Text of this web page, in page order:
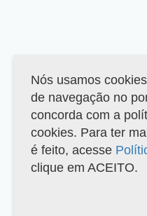
Nós usamos
de navegação no
concorda com a
cookies. Para ter
é feito, acesse
clique em ACEITO.